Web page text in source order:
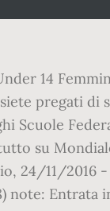
14
pregati di
Scuole
su
24/11/2016 -
note: Entrata